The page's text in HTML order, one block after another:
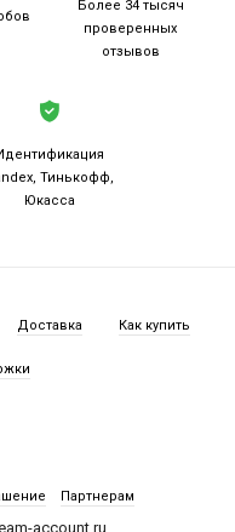
Более 34 тысяч
проверенных
отзывов
Тинькофф,
Юкасса
Доставка Как купить
account.ru
Партнерам